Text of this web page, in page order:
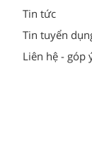
Tin tức
Tin tuyển
Liên hệ - góp